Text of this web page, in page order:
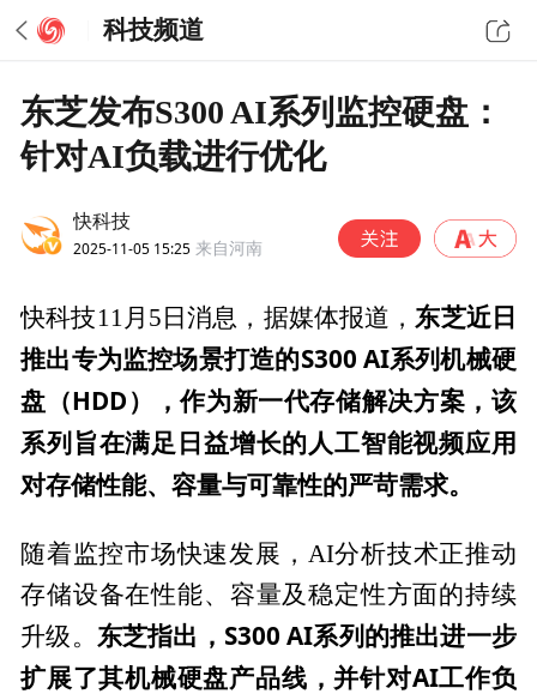
科技频道
东芝发布S300 AI系列监控硬盘：
针对AI负载进行优化
快科技
2025-11-05 15:25 来自河南
快科技11月5日消息，据媒体报道， 东芝近日
推出专为监控场景打造的S300 AI系列机械硬
盘（HDD），作为新一代存储解决方案，该
系列旨在满足日益增长的人工智能视频应用
对存储性能、容量与可靠性的严苛需求。
随着监控市场快速发展，AI分析技术正推动
存储设备在性能、容量及稳定性方面的持续
升级。 东芝指出，S300 AI系列的推出进一步
扩展了其机械硬盘产品线，并针对AI工作负